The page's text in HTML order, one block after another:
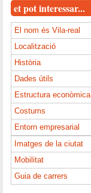
et pot interessar...
El nom és Vila-real
Localització
Història
Dades útils
Estructura econòmica
Costums
Entorn empresarial
Imatges de la ciutat
Mobilitat
Guia de carrers